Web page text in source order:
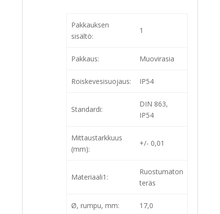
Pakkauksen
sisältö:
1
Pakkaus: Muovirasia
Roiskevesisuojaus: IP54
Standardi:
DIN 863,
IP54
Mittaustarkkuus
(mm):
+/- 0,01
Materiaali1:
Ruostumaton
teräs
Ø, rumpu, mm: 17,0